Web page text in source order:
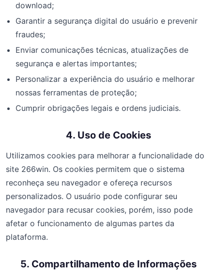
download;
Garantir a segurança digital do usuário e prevenir
fraudes;
Enviar comunicações técnicas, atualizações de
segurança e alertas importantes;
Personalizar a experiência do usuário e melhorar
nossas ferramentas de proteção;
Cumprir obrigações legais e ordens judiciais.
4. Uso de Cookies
Utilizamos cookies para melhorar a funcionalidade do
site 266win. Os cookies permitem que o sistema
reconheça seu navegador e ofereça recursos
personalizados. O usuário pode configurar seu
navegador para recusar cookies, porém, isso pode
afetar o funcionamento de algumas partes da
plataforma.
5. Compartilhamento de Informações